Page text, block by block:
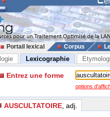
Portail lexical Corpus
Lexicographie
Entrez une forme
options
AUSCULTATOIRE , adj.